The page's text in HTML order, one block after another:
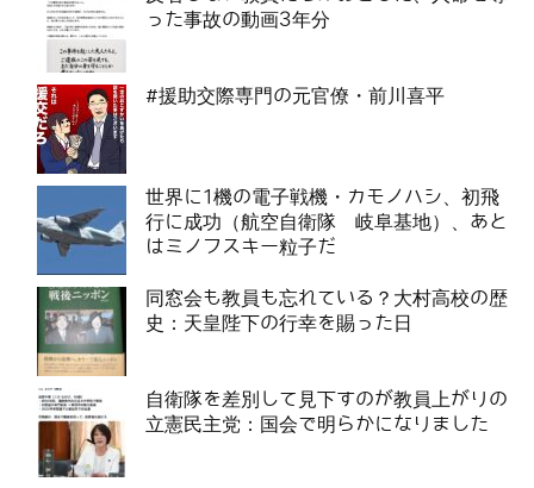
った事故の動画3年分
#援助交際専門の元官僚・前川喜平
世界に1機の電子戦機・カモノハシ、初飛
行に成功（航空自衛隊 岐阜基地）、あと
はミノフスキー粒子だ
同窓会も教員も忘れている？大村高校の歴
史：天皇陛下の行幸を賜った日
自衛隊を差別して見下すのが教員上がりの
立憲民主党：国会で明らかになりました